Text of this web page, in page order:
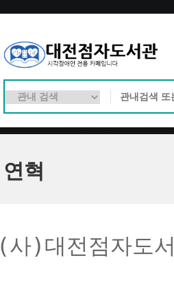
연혁
(사)대전점자도